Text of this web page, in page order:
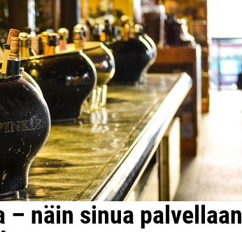
– näin sinua palvellaan